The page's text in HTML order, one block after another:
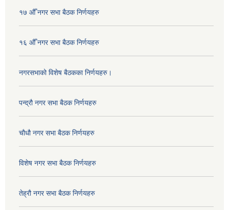
१७ औँ नगर सभा बैठक निर्णयहरु
१६ औँ नगर सभा बैठक निर्णयहरु
नगरसभाको विशेष बैठकका निर्णयहरु।
पन्द्रौ नगर सभा बैठक निर्णयहरु
चौधौ नगर सभा बैठक निर्णयहरु
विशेष नगर सभा बैठक निर्णयहरु
तेह्रौ नगर सभा बैठक निर्णयहरु